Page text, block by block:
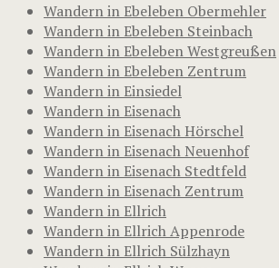
Wandern in Ebeleben Obermehler
Wandern in Ebeleben Steinbach
Wandern in Ebeleben Westgreußen
Wandern in Ebeleben Zentrum
Wandern in Einsiedel
Wandern in Eisenach
Wandern in Eisenach Hörschel
Wandern in Eisenach Neuenhof
Wandern in Eisenach Stedtfeld
Wandern in Eisenach Zentrum
Wandern in Ellrich
Wandern in Ellrich Appenrode
Wandern in Ellrich Sülzhayn